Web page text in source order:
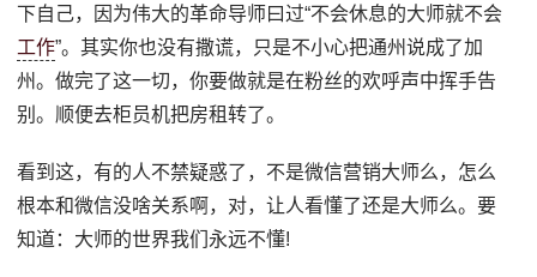
下自己，因为伟大的革命导师曰过“不会休息的大师就不会
工作”。其实你也没有撒谎，只是不小心把通州说成了加
州。做完了这一切，你要做就是在粉丝的欢呼声中挥手告
别。顺便去柜员机把房租转了。
看到这，有的人不禁疑惑了，不是微信营销大师么，怎么
根本和微信没啥关系啊，对，让人看懂了还是大师么。要
知道：大师的世界我们永远不懂!